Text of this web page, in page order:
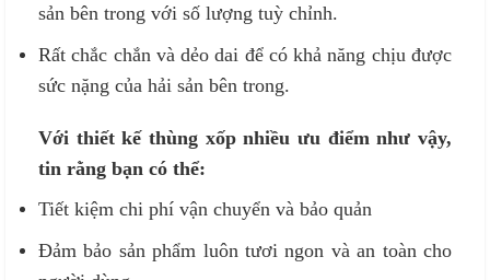
sản bên trong với số lượng tuỳ chỉnh.
Rất chắc chắn và dẻo dai để có khả năng chịu được
sức nặng của hải sản bên trong.
Với thiết kế thùng xốp nhiều ưu điểm như vậy,
tin rằng bạn có thể:
Tiết kiệm chi phí vận chuyển và bảo quản
Đảm bảo sản phẩm luôn tươi ngon và an toàn cho